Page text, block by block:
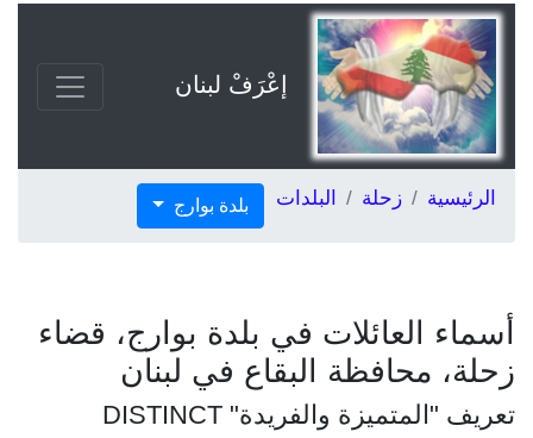
إعْرَفْ لبنان
الرئيسية زحلة البلدات بلدة بوارج
أسماء العائلات في بلدة بوارج، قضاء
زحلة، محافظة البقاع في لبنان
تعريف "المتميزة والفريدة" DISTINCT